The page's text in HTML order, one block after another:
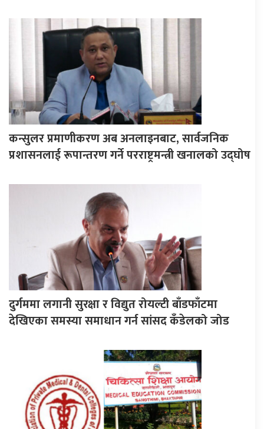
कन्सुलर प्रमाणीकरण अब अनलाइनबाट, सार्वजनिक
प्रशासनलाई रूपान्तरण गर्ने परराष्ट्रमन्त्री खनालको उद्घोष
दुर्गममा लगानी सुरक्षा र विद्युत रोयल्टी बाँडफाँटमा
देखिएका समस्या समाधान गर्न सांसद कँडेलको जोड